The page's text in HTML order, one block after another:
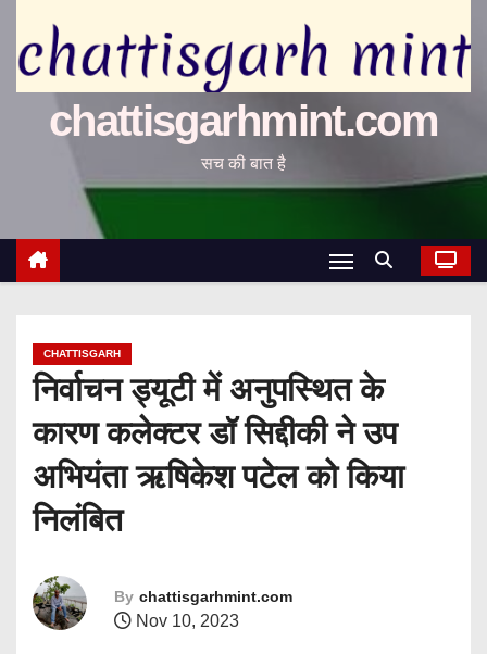
chattisgarhmint.com
सच की बात है
CHATTISGARH
निर्वाचन ड्यूटी में अनुपस्थित के
कारण कलेक्टर डॉ सिद्दीकी ने उप
अभियंता ऋषिकेश पटेल को किया
निलंबित
By chattisgarhmint.com
Nov 10, 2023